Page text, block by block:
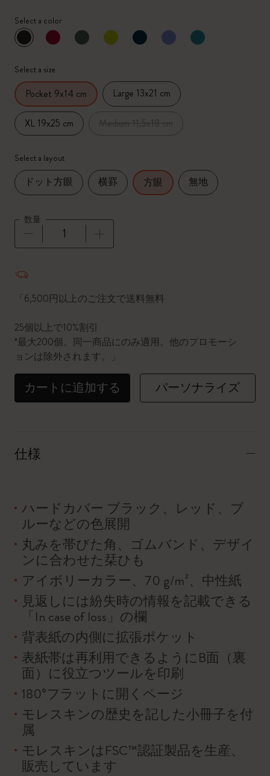
Select a color
選択済
*選択したカラー
Select a size
Pocket 9x14 cm Large 13x21 cm
XL 19x25 cm
Select a layout
ドット方眼 横罫 方眼 無地
数量
「6,500円以上のご注文で送料無料
25個以上で10%割引
*最大200個。同一商品にのみ適用。他のプロモーシ
ョンは除外されます。」
カートに追加する パーソナライズ
仕様
ハードカバー ブラック、レッド、ブ
ルーなどの色展開
丸みを帯びた角、ゴムバンド、デザイ
ンに合わせた栞ひも
アイボリーカラー、70 g/m²、中性紙
見返しには紛失時の情報を記載できる
「In case of loss」の欄
背表紙の内側に拡張ポケット
表紙帯は再利用できるようにB面（裏
面）に役立つツールを印刷
180°フラットに開くページ
モレスキンの歴史を記した小冊子を付
属
モレスキンはFSC™認証製品を生産、
販売しています